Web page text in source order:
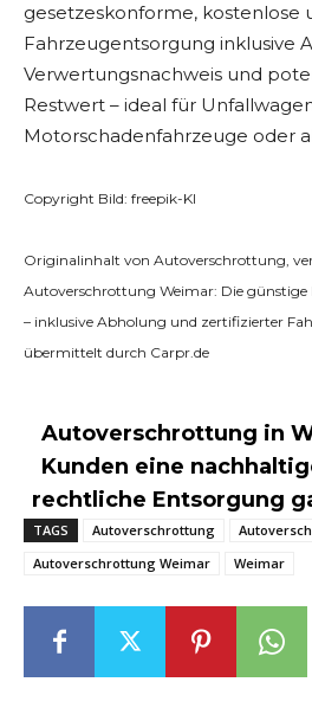
gesetzeskonforme, kostenlose
Fahrzeugentsorgung inklusive
Verwertungsnachweis und
Restwert – ideal für
Motorschadenfahrzeuge oder
Copyright Bild: freepik-KI
Originalinhalt von Autoverschrottung,
Autoverschrottung Weimar: Die
– inklusive Abholung und zertifizierter
übermittelt durch Carpr.de
Autoverschrottung in
Kunden eine
rechtliche Entsorgung
TAGS Autoverschrottung
Autoverschrottung Weimar
Weimar